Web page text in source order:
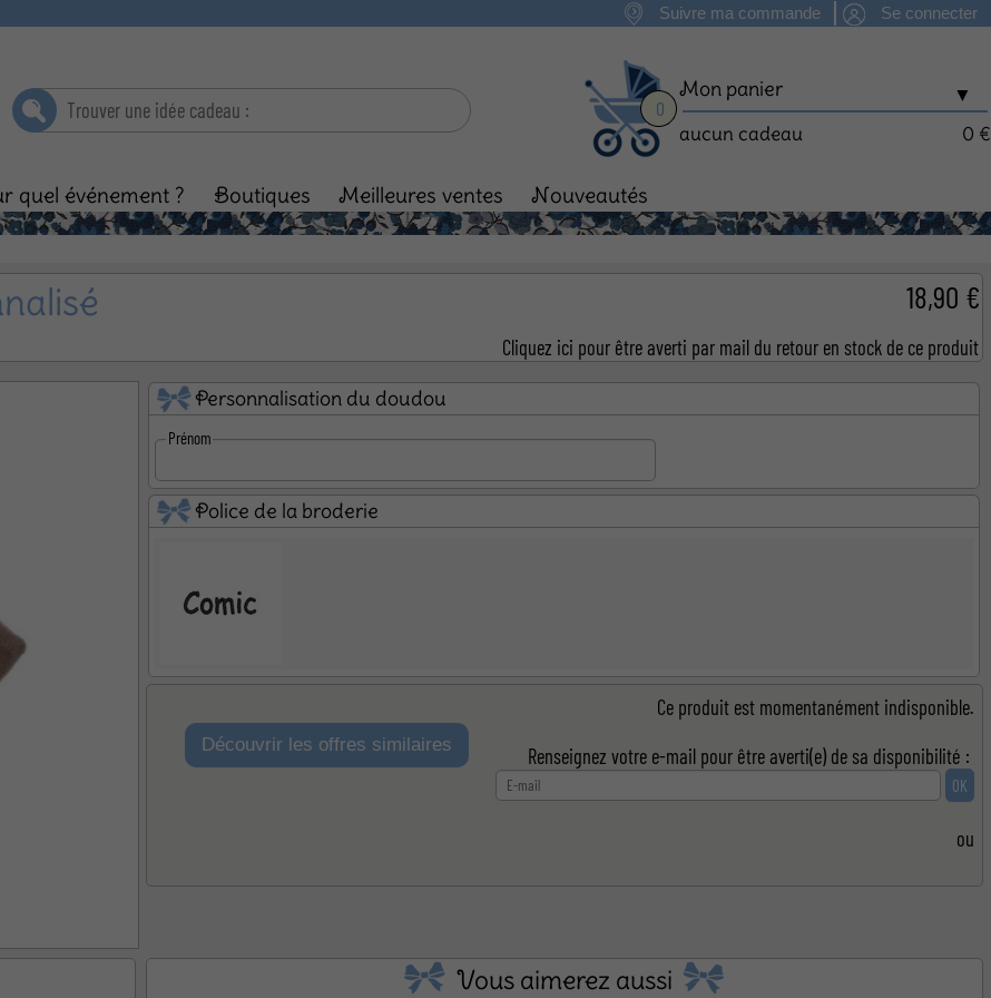
Se connecter
Suivre ma commande
0
▼
Mon panier
0 €
aucun cadeau
quel événement ?
Baby Shower Annonce de naissance
Boutiques Meilleures ventes Nouveautés
Cliquez ici pour être averti par mail du retour en stock de ce produit
18,90 €
Personnalisation du doudou
Prénom
Police de la broderie
Ce produit est momentanément indisponible.
Renseignez votre e-mail pour être averti(e) de sa disponibilité :
ou
Découvrir les offres similaires
Vous aimerez aussi